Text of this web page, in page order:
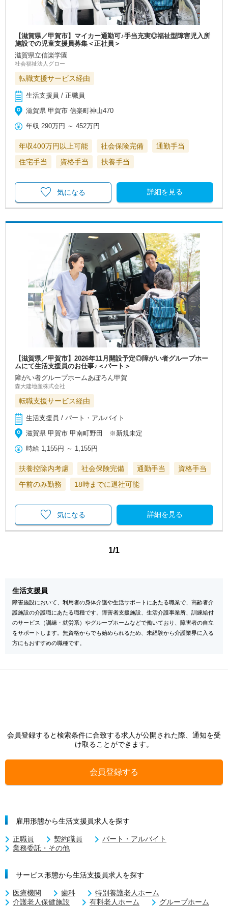
【滋賀県／甲賀市】マイカー通勤可♪手当充実◎福祉型障害児入所
施設での児童支援員募集＜正社員＞
滋賀県立信楽学園
社会福祉法人グロー
転職支援サービス経由
生活支援員 / 正職員
滋賀県 甲賀市 信楽町神山470
年収 290万円 ～452万円
年収400万円以上可能 社会保険完備
通勤手当
住宅手当
資格手当 扶養手当
詳細を見る
気になる
【滋賀県／甲賀市】2026年11月開設予定◎障がい者グループホー
ムにて生活支援員のお仕事♪＜パート＞
障がい者グループホームあぽろん甲賀
森大建地産株式会社
転職支援サービス経由
生活支援員 / パート・アルバイト
滋賀県 甲賀市 甲南町野田 ※新規未定
時給 1,155円 ～ 1,155円
扶養控除内考慮 社会保険完備 通勤手当
資格手当
午前のみ勤務
18時までに退社可能
詳細を見る
気になる
1/1
生活支援員
障害施設において、利用者の身体介護や生活サポートにあたる職業で、高齢者介
護施設の介護職にあたる職種です。障害者支援施設、生活介護事業所、訓練給付
のサービス（訓練・就労系）やグループホームなどで働いており、障害者の自立
をサポートします。無資格からでも始められるため、未経験から介護業界に入る
方にもおすすめの職種です。
会員登録すると検索条件に合致する求人が公開された際、通知を受
け取ることができます。
会員登録する
雇用形態から生活支援員求人を探す
正職員 契約職員
パート・アルバイト
業務委託・その他
サービス形態から生活支援員求人を探す
医療機関 歯科
特別養護老人ホーム
介護老人保健施設
有料老人ホーム
グループホーム